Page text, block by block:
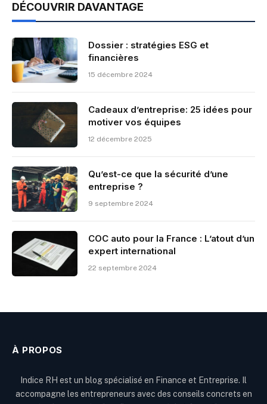
DÉCOUVRIR DAVANTAGE
Dossier : stratégies ESG et
financières
15 décembre 2024
Cadeaux d’entreprise: 25 idées pour
motiver vos équipes
12 décembre 2025
Qu’est-ce que la sécurité d’une
entreprise ?
9 septembre 2024
COC auto pour la France : L’atout d’un
expert international
22 septembre 2024
À PROPOS
Indice RH est un blog spécialisé en Finance et Entreprise. Il
accompagne les entrepreneurs avec des conseils concrets en